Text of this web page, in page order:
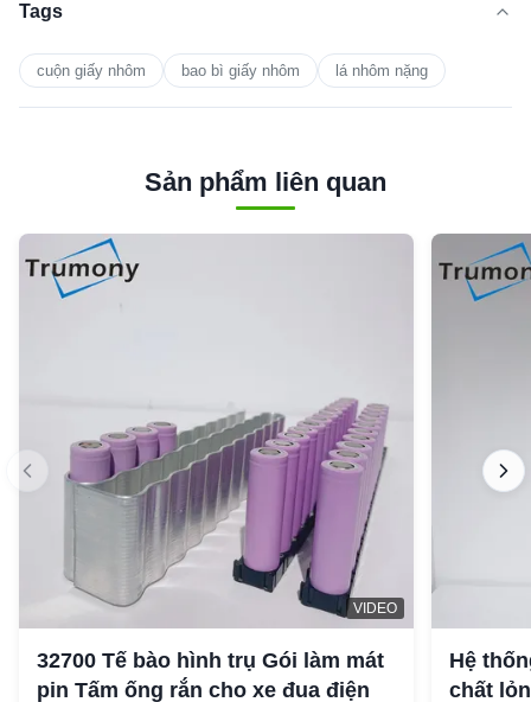
Tags
cuộn giấy nhôm bao bì giấy nhôm lá nhôm nặng
Sản phẩm liên quan
VIDEO
32700 Tế bào hình trụ Gói làm mát
pin Tấm ống rắn cho xe đua điện
Hệ
chất